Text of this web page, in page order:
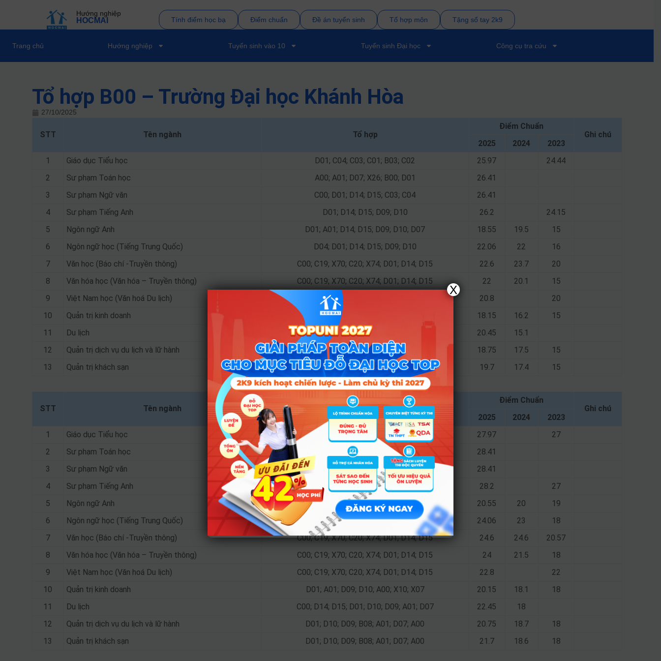
Hướng nghiệp
HOCMAI Tính điểm học bạ Điểm chuẩn Đề án tuyển sinh Tổ hợp môn Tặng sổ tay 2k9
Trang chủ Hướng nghiệp Tuyển sinh vào 10 Tuyển sinh Đại học Công cụ tra cứu
Tổ hợp B00 – Trường Đại học Khánh Hòa
27/10/2025
STT Tên ngành Tổ hợp
Điểm Chuẩn
Ghi chú
2025
2024
2023
1
Giáo dục Tiểu học D01; C04; C03; C01; B03; C02 25.97
24.44
2
Sư phạm Toán học A00; A01; D07; X26; B00; D01
26.41
3
Sư phạm Ngữ văn C00; D01; D14; D15; C03; C04
26.41
4
Sư phạm Tiếng Anh D01; D14; D15; D09; D10 26.2
24.15
5
Ngôn ngữ Anh D01; A01; D14; D15; D09; D10; D07 18.55 19.5
15
6
Ngôn ngữ học (Tiếng Trung Quốc) D04; D01; D14; D15; D09; D10 22.06 22
16
7
Văn học (Báo chí -Truyền thông) C00; C19; X70; C20; X74; D01; D14; D15 22.6 23.7
20
8
Văn hóa học (Văn hóa – Truyền thông) C00; C19; X70; C20; X74; D01; D14; D15 22 20.1
15
9
Việt Nam học (Văn hoá Du lịch) C00; C19; X70; C20; X74; D01; D14; D15 20.8
20
10
Quản trị kinh doanh D01; A01; D09; D10; A00; X10; X06 18.15 16.2
15
11
Du lịch C00; D14; D15; D01; D10; D09; A01; D07 20.45
15.1
12
Quản trị dịch vụ du lịch và lữ hành D01; D10; D09; B08; A01; D07; A00 18.75 17.5
15
13
Quản trị khách sạn D01; D10; D09; B08; A01; D07; A00 19.7 17.4 15
STT Tên ngành Tổ hợp
Điểm Chuẩn
Ghi chú
2025
2024
2023
1
Giáo dục Tiểu học D01; C04; C03; C01; B03; C02 27.97
27
2
Sư phạm Toán học A00; A01; D07; X26; B00; D01
28.41
3
Sư phạm Ngữ văn C00; D01; D14; D15; C03; C04
28.41
4
Sư phạm Tiếng Anh D01; D14; D15; D09; D10 28.2
27
5
Ngôn ngữ Anh D01; A01; D14; D15; D09; D10; D07 20.55 20
19
6
Ngôn ngữ học (Tiếng Trung Quốc) D04; D01; D14; D15; D09; D10 24.06 23
18
7
Văn học (Báo chí -Truyền thông) C00; C19; X70; C20; X74; D01; D14; D15 24.6 24.6
20.57
8
Văn hóa học (Văn hóa – Truyền thông) C00; C19; X70; C20; X74; D01; D14; D15 24 21.5
18
9
Việt Nam học (Văn hoá Du lịch) C00; C19; X70; C20; X74; D01; D14; D15 22.8
22
10
Quản trị kinh doanh D01; A01; D09; D10; A00; X10; X07 20.15 18.1
18
11
Du lịch C00; D14; D15; D01; D10; D09; A01; D07 22.45
18
12
Quản trị dịch vụ du lịch và lữ hành D01; D10; D09; B08; A01; D07; A00 20.75 18.7
18
13
Quản trị khách sạn D01; D10; D09; B08; A01; D07; A00 21.7 18.6 18
X